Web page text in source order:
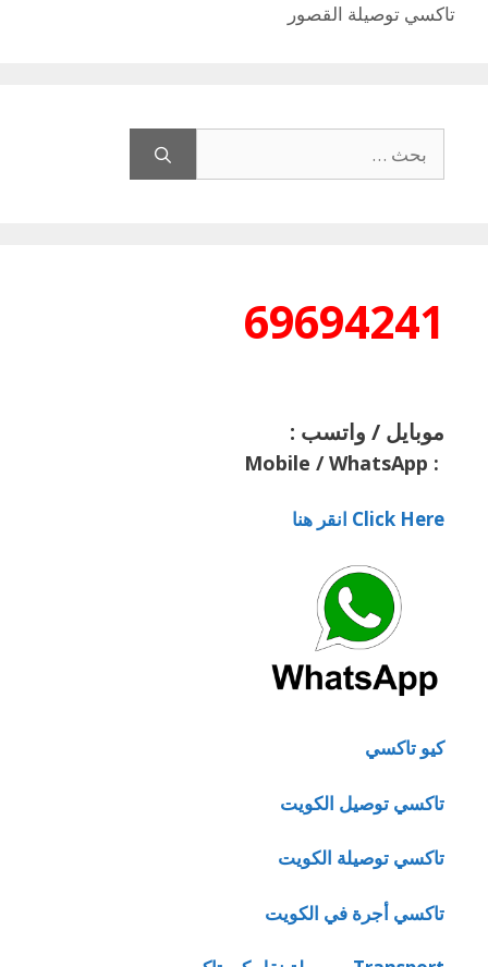
تاكسي توصيلة القصور
عن:
69694241
موبايل / واتسب :
:
Mobile / WhatsApp
Click Here انقر هنا
كيو تاكسي
تاكسي توصيل الكويت
تاكسي توصيلة الكويت
تاكسي أجرة في الكويت